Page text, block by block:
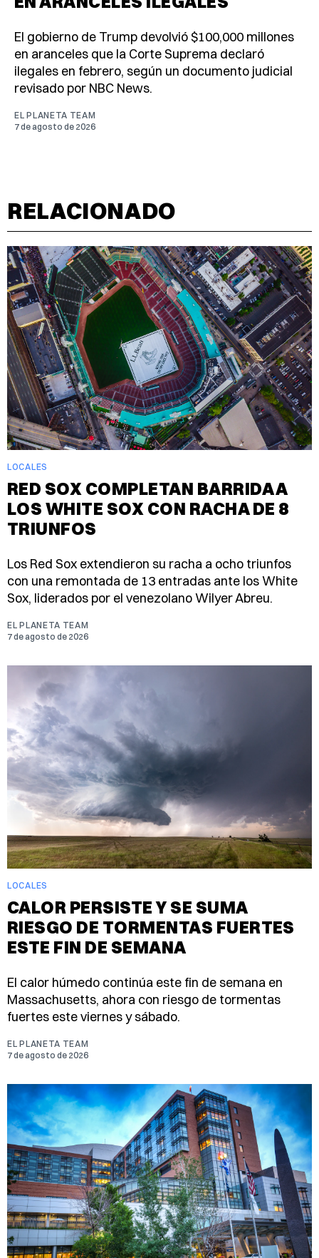
El gobierno de Trump devolvió $100,000 millones
en aranceles que la Corte Suprema declaró
ilegales en febrero, según un documento judicial
revisado por NBC News.
EL PLANETA TEAM
7 de agosto de 2026
RELACIONADO
LOCALES
RED SOX COMPLETAN BARRIDA A
LOS WHITE SOX CON RACHA DE 8
TRIUNFOS
Los Red Sox extendieron su racha a ocho triunfos
con una remontada de 13 entradas ante los White
Sox, liderados por el venezolano Wilyer Abreu.
EL PLANETA TEAM
7 de agosto de 2026
LOCALES
CALOR PERSISTE Y SE SUMA
RIESGO DE TORMENTAS FUERTES
ESTE FIN DE SEMANA
El calor húmedo continúa este fin de semana en
Massachusetts, ahora con riesgo de tormentas
fuertes este viernes y sábado.
EL PLANETA TEAM
7 de agosto de 2026